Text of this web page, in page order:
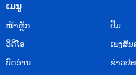
ເປັນວິທີການໄດ້ຮັບຄວາມເຄົາລົບ ແລ
ຕ້ອງການລາອອກຈາກວຽກຂອງຂ້ອຍ
ເຕັມເວລາໃນໜ້າທີ່ຂອງຂ້ອຍ ບໍ່ແມ່ນ
ພໍໃຈໃນການປະຕິບັດໜ້າທີ່ນັ້ນ, ແຕ່ກົ
​ເມ​ນູ
​ໜ້າຫຼັກ
ປຶ້ມ
ວິ​ດີ​ໂອ
ເພງສັນ
ບົດອ່ານ
ຂ່າວປ